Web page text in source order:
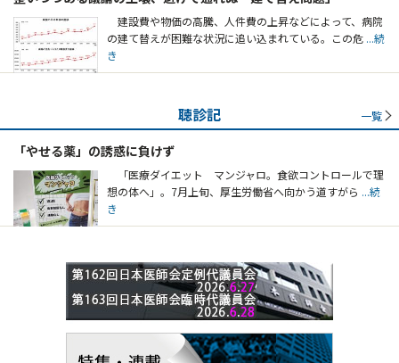
建設費や物価の高騰、人件費の上昇などによって、病院
の建て替えが困難な状況に追い込まれている。この危 ...続
き
聴診記 一覧
「やせる薬」の誘惑に負けず
「医療ダイエット マンジャロ。食欲コントロールで理
想の体へ」。7月上旬、厚生労働省へ向かう道すがら ...続
き